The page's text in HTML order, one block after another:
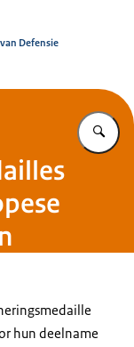
Defensie
hun deelname